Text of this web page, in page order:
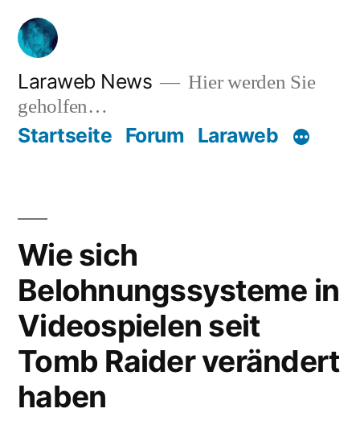
Zum
Inhalt
springen
Laraweb News
Hier werden Sie
geholfen…
Startseite Forum Laraweb
Wie sich
Belohnungssysteme in
Videospielen seit
Tomb Raider verändert
haben